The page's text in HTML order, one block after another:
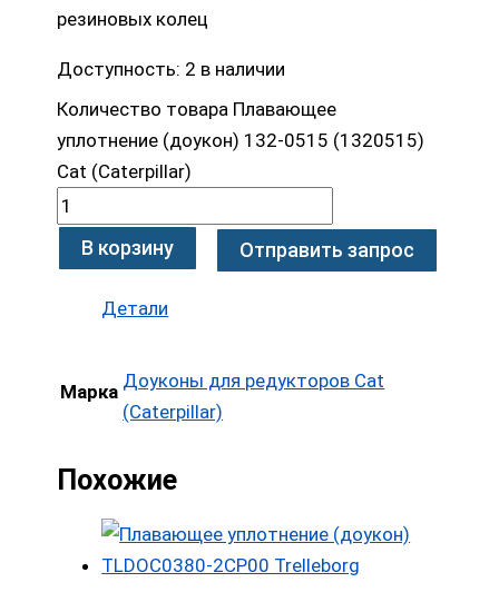
резиновых колец
Доступность: 2 в наличии
Количество товара Плавающее
уплотнение (доукон) 132-0515 (1320515)
Cat (Caterpillar)
В корзину Отправить запрос
Детали
Марка Доуконы для редукторов Cat
(Caterpillar)
Похожие